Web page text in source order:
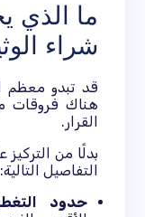
ما الذي
شراء
قد تبدو معظم
هناك فروقات
القرار.
بدلًا من
التفاصيل التالية:
حدود